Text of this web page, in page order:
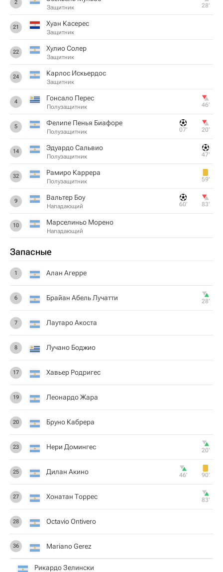
2
Защитник 28‎’‎
21 Хуан Касерес
Защитник
22 Хулио Солер
Защитник
24 Карлос Искьердос
Защитник
4 Гонсало Перес
Полузащитник 46‎’‎
5 Фелипе Пенья Биафоре
Полузащитник 07‎’‎ 20‎’‎
14 Эдуардо Сальвио
Полузащитник 47‎’‎
32 Рамиро Каррера
Полузащитник 59‎’‎
9 Вальтер Боу
Нападающий 60‎’‎ 83‎’‎
10 Марселиньо Морено
Нападающий
Запасные
1 Алан Агерре
6 Брайан Абель Лучатти 28‎’‎
7 Лаутаро Акоста
8 Лучано Боджио
17 Хавьер Родригес
19 Леонардо Жара
20 Бруно Кабрера
23 Нери Домингес 20‎’‎
25 Дилан Акино 46‎’‎ 90‎’‎
27 Хонатан Торрес 83‎’‎
28 Octavio Ontivero
36 Mariano Gerez
Рикардо Зелински